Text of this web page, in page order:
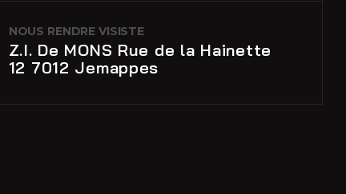
NOUS RENDRE VISISTE
Z.I. De MONS Rue de la Hainette
12 7012 Jemappes